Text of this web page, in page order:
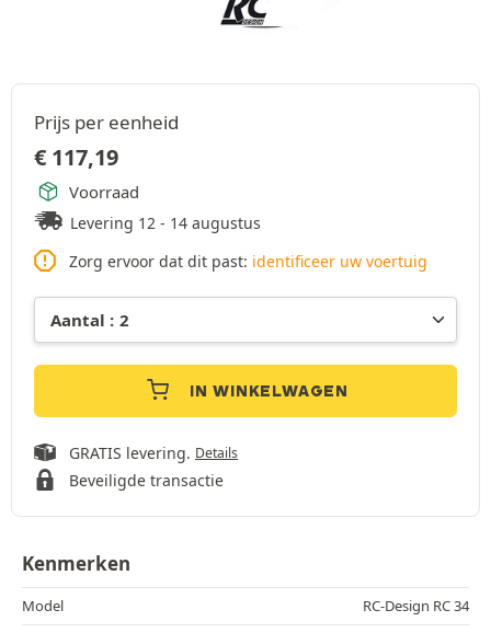
Prijs per eenheid
€ 117,19
Voorraad
Levering 12 - 14 augustus
Zorg ervoor dat dit past: identificeer uw voertuig
IN WINKELWAGEN
GRATIS levering. Details
Beveiligde transactie
Kenmerken
Model
RC-Design RC 34